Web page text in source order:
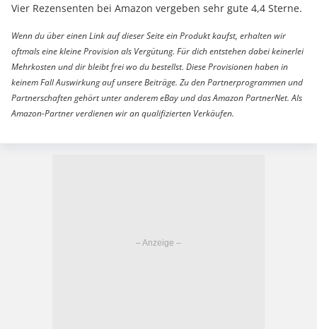
Vier Rezensenten bei Amazon vergeben sehr gute 4,4 Sterne.
Wenn du über einen Link auf dieser Seite ein Produkt kaufst, erhalten wir
oftmals eine kleine Provision als Vergütung. Für dich entstehen dabei keinerlei
Mehrkosten und dir bleibt frei wo du bestellst. Diese Provisionen haben in
keinem Fall Auswirkung auf unsere Beiträge. Zu den Partnerprogrammen und
Partnerschaften gehört unter anderem eBay und das Amazon PartnerNet. Als
Amazon-Partner verdienen wir an qualifizierten Verkäufen.